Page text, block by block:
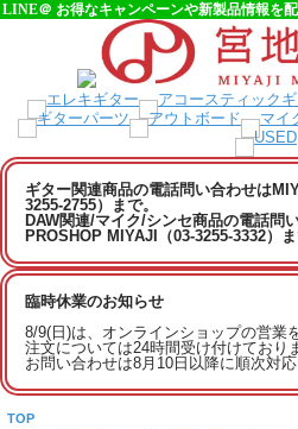
LINE＠ お得なキャンペーンや新製品情報を
ギター関連商品の電話問い合わせは
3255-2755）まで。
DAW関連/マイク/シンセ商品の電話問
PROSHOP MIYAJI（03-3255-3332）ま
臨時休業のお知らせ
8/9(日)は、オンラインショップの営業
注文については24時間受け付けており
お問い合わせは8月10日以降に順次対応
TOP